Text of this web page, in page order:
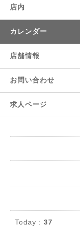
店内
カレンダー
店舗情報
お問い合わせ
求人ページ
Today : 37